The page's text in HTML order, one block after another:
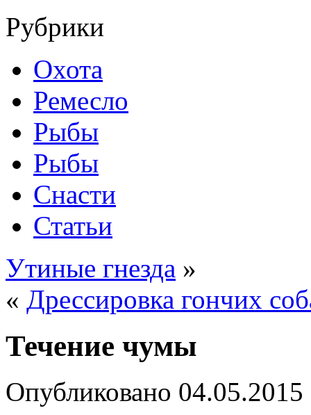
Рубрики
Охота
Ремесло
Рыбы
Рыбы
Снасти
Статьи
Утиные гнезда »
« Дрессировка гончих
Течение чумы
Опубликовано 04.05.2015